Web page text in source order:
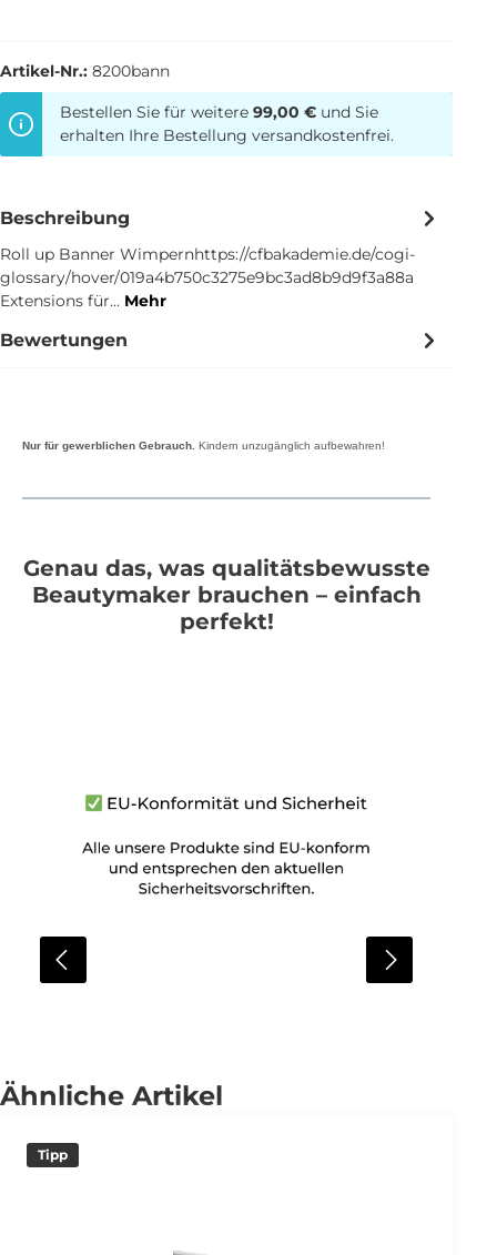
Artikel-Nr.: 8200bann
Bestellen Sie für weitere 99,00 € und Sie
erhalten Ihre Bestellung versandkostenfrei.
Beschreibung
Roll up Banner Wimpernhttps://cfbakademie.de/cogi-
glossary/hover/019a4b750c3275e9bc3ad8b9d9f3a88a
Extensions für… Mehr
Bewertungen
Nur für gewerblichen Gebrauch. Kindern unzugänglich aufbewahren!
Genau das, was qualitätsbewusste
Beautymaker brauchen – einfach
perfekt!
Ähnliche Artikel
Tipp